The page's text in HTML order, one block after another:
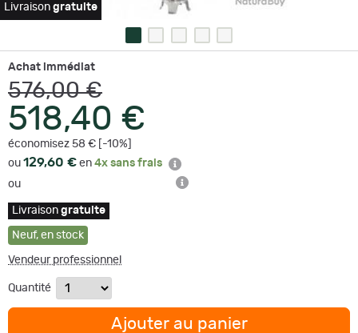
Livraison gratuite
Achat immédiat
576,00 €
518,40 €
économisez 58 € [-10%]
ou 129,60 € en 4x sans frais
ou
Livraison gratuite
Neuf, en stock
Vendeur professionnel
Quantité
Ajouter au panier